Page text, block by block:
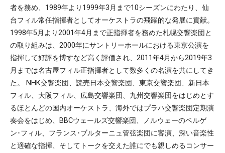
者を務め、1989年より1999年3月まで10シーズンにわたり、仙
台フィル常任指揮者としてオーケストラの飛躍的な発展に貢献。
1998年5月より2001年4月まで正指揮者を務めた札幌交響楽団と
の取り組みは、2000年にサントリーホールにおける東京公演を
指揮して好評を博すなど高く評価され、2011年4月から2019年3
月までは名古屋フィル正指揮者として数多くの名演を共にしてき
た。 NHK交響楽団、読売日本交響楽団、東京交響楽団、新日本
フィル、大阪フィル、広島交響楽団、九州交響楽団をはじめとす
るほとんどの国内オーケストラ、海外ではプラハ交響楽団定期演
奏会をはじめ、BBCウェールズ交響楽団、ノルウェーのベルゲ
ン･フィル、フランス･ブルターニュ管弦楽団に客演、深い音楽性
と適確な指揮、そしてトークを交えた誰にでも親しめるコンサー